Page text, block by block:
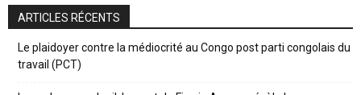
ARTICLES RÉCENTS
Le plaidoyer contre la médiocrité au Congo post parti congolais du
travail (PCT)